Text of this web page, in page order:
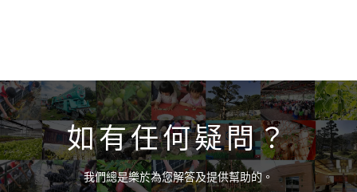
如有任何疑問？
我們總是樂於為您解答及提供幫助的。